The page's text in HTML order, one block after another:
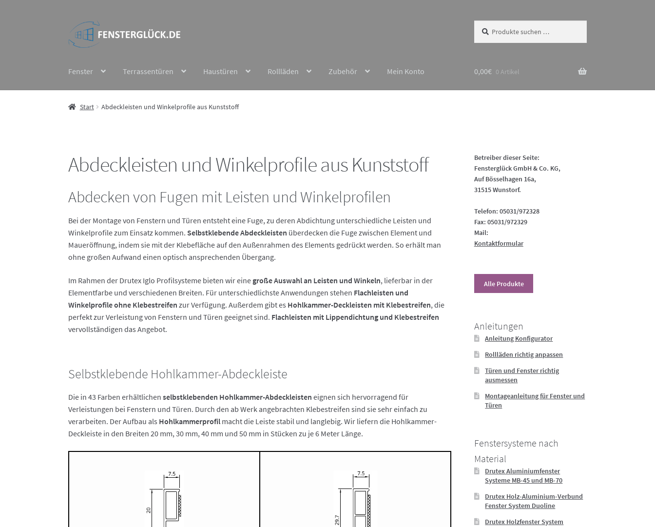
Zur
Navigation
springen
Zum
Inhalt
springen
nach:
Fenster Terrassentüren Haustüren Rollläden Zubehör Mein Konto 0,00€ 0 Artikel
Start Abdeckleisten und Winkelprofile aus Kunststoff
Abdeckleisten und Winkelprofile aus Kunststoff
Abdecken von Fugen mit Leisten und Winkelprofilen
Bei der Montage von Fenstern und Türen entsteht eine Fuge, zu deren Abdichtung unterschiedliche Leisten und
Winkelprofile zum Einsatz kommen. Selbstklebende Abdeckleisten überdecken die Fuge zwischen Element und
Maueröffnung, indem sie mit der Klebefläche auf den Außenrahmen des Elements gedrückt werden. So erhält man
ohne großen Aufwand einen optisch ansprechenden Übergang.
Im Rahmen der Drutex Iglo Profilsysteme bieten wir eine große Auswahl an Leisten und Winkeln, lieferbar in der
Elementfarbe und verschiedenen Breiten. Für unterschiedlichste Anwendungen stehen Flachleisten und
Winkelprofileohne Klebestreifen zur Verfügung. Außerdem gibt es Hohlkammer-Deckleisten mit Klebestreifen, die
perfekt zur Verleistung von Fenstern und Türen geeignet sind. Flachleisten mit Lippendichtung und Klebestreifen
vervollständigen das Angebot.
Selbstklebende Hohlkammer-Abdeckleiste
Die in 43 Farben erhältlichenselbstklebenden Hohlkammer-Abdeckleisten eignen sich hervorragend für
Verleistungen bei Fenstern und Türen. Durch den ab Werk angebrachten Klebestreifen sind sie sehr einfach zu
verarbeiten. Der Aufbau als Hohlkammerprofil macht die Leiste stabil und langlebig. Wir liefern die Hohlkammer-
Deckleiste in den Breiten 20 mm, 30 mm, 40 mm und 50 mm in Stücken zu je 6 Meter Länge.
Betreiber dieser Seite:
Fensterglück GmbH & Co. KG,
Auf Bösselhagen 16a,
31515 Wunstorf.
Telefon: 05031/972328
Fax: 05031/972329
Mail:
Kontaktformular
Alle Produkte
Anleitungen
Anleitung Konfigurator
Rollläden richtig anpassen
Türen und Fenster richtig
ausmessen
Montageanleitung für Fenster und
Türen
Fenstersysteme nach
Material
Drutex Aluminiumfenster
Systeme MB-45 und MB-70
Drutex Holz-Aluminium-Verbund
Fenster System Duoline
Drutex Holzfenster System